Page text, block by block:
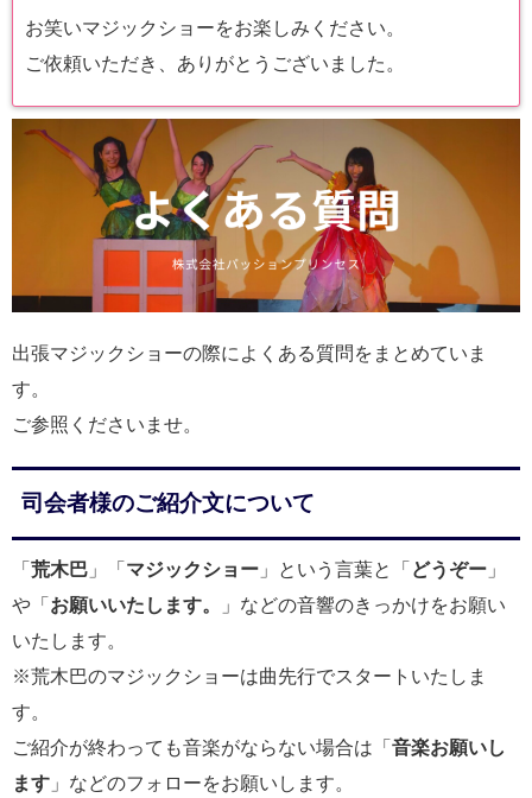
お笑いマジックショーをお楽しみください。
ご依頼いただき、ありがとうございました。
出張マジックショーの際によくある質問をまとめていま
す。
ご参照くださいませ。
司会者様のご紹介文について
「 荒木巴 」「 マジックショー 」という言葉と「 どうぞー 」
や「 お願いいたします。
」などの音響のきっかけをお願い
いたします。
※荒木巴のマジックショーは曲先行でスタートいたしま
す。
ご紹介が終わっても音楽がならない場合は「 音楽お願いし
ます 」などのフォローをお願いします。